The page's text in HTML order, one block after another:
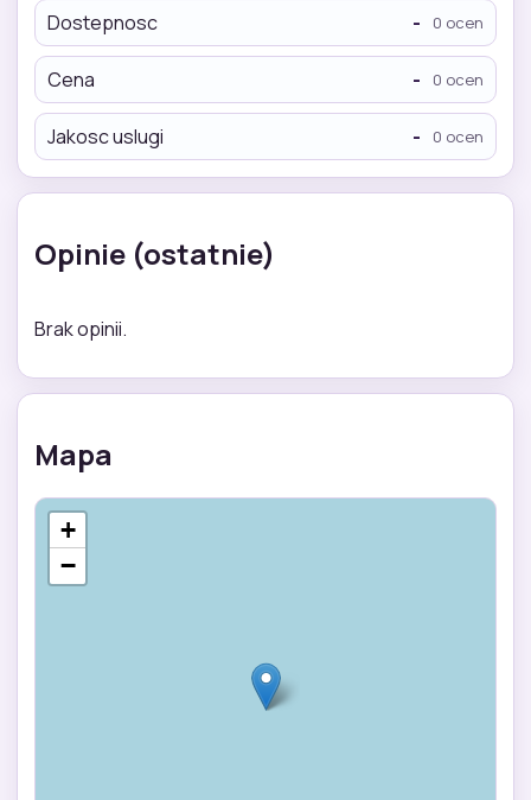
Dostepnosc - 0 ocen
Cena - 0 ocen
Jakosc uslugi - 0 ocen
Opinie (ostatnie)
Brak opinii.
Mapa
+
−